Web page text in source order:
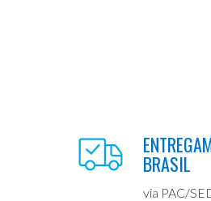
BRASIL
via PAC/